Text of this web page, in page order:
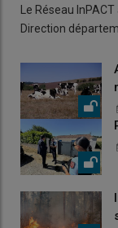
Le Réseau
Direction